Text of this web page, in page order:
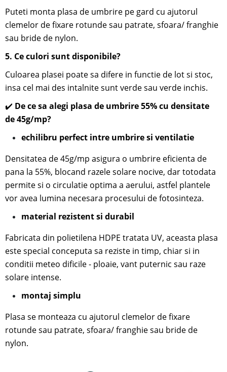
Puteti monta plasa de umbrire pe gard cu ajutorul
clemelor de fixare rotunde sau patrate, sfoara/ franghie
sau bride de nylon.
5. Ce culori sunt disponibile?
Culoarea plasei poate sa difere in functie de lot si stoc,
insa cel mai des intalnite sunt verde sau verde inchis.
✔️ De ce sa alegi plasa de umbrire 55% cu densitate
de 45g/mp?
echilibru perfect intre umbrire si ventilatie
Densitatea de 45g/mp asigura o umbrire eficienta de
pana la 55%, blocand razele solare nocive, dar totodata
permite si o circulatie optima a aerului, astfel plantele
vor avea lumina necesara procesului de fotosinteza.
material rezistent si durabil
Fabricata din polietilena HDPE tratata UV, aceasta plasa
este special conceputa sa reziste in timp, chiar si in
conditii meteo dificile - ploaie, vant puternic sau raze
solare intense.
montaj simplu
Plasa se monteaza cu ajutorul clemelor de fixare
rotunde sau patrate, sfoara/ franghie sau bride de
nylon.